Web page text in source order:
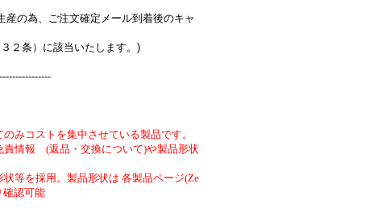
の為、ご注文確定メール到着後のキャ
２条）に該当いたします。)
みコストを集中させている製品です。
責情報 (返品・交換について)や製品形状
等を採用。製品形状は 各製品ページ(Ze
確認可能